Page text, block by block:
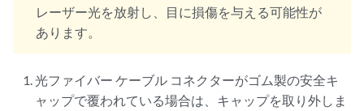
レーザー光を放射し、目に損傷を与える可能性が
あります。
光ファイバー ケーブル コネクターがゴム製の安全キ
ャップで覆われている場合は、キャップを取り外しま